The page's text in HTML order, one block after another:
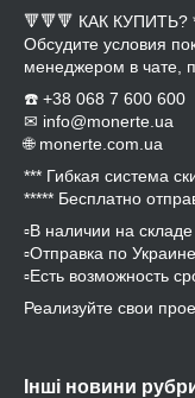
🔻🔻🔻 КАК КУПИТЬ?
Обсудите условия
менеджером в чате,
☎️ +38 068 7 600 600
✉ info@monerte.ua
🌐 monerte.com.ua
*** Гибкая система
***** Бесплатно
▫️В наличии на складе
▫️Отправка по Украине.
▫️Есть возможность
Реализуйте свои
Інші новини